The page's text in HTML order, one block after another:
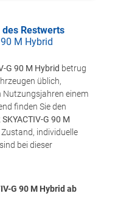
Restwerts
M Hybrid
G 90 M Hybrid betrug
üblich,
Nutzungsjahren einem
finden Sie den
G 90 M
individuelle
bei dieser
G 90 M Hybrid ab